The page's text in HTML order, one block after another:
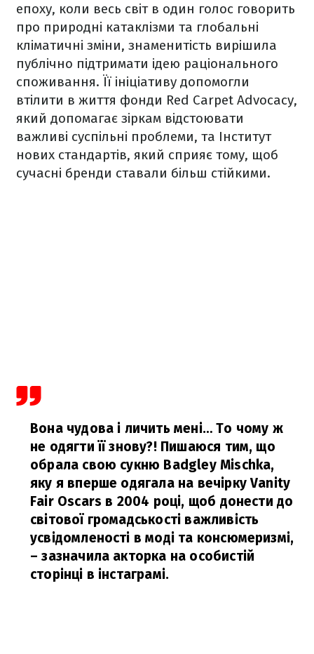
епоху, коли весь світ в один голос говорить
про природні катаклізми та глобальні
кліматичні зміни, знаменитість вирішила
публічно підтримати ідею раціонального
споживання. Її ініціативу допомогли
втілити в життя фонди Red Carpet Advocacy,
який допомагає зіркам відстоювати
важливі суспільні проблеми, та Інститут
нових стандартів, який сприяє тому, щоб
сучасні бренди ставали більш стійкими.
Вона чудова і личить мені… То чому ж
не одягти її знову?! Пишаюся тим, що
обрала свою сукню Badgley Mischka,
яку я вперше одягала на вечірку Vanity
Fair Oscars в 2004 році, щоб донести до
світової громадськості важливість
усвідомленості в моді та консюмеризмі,
– зазначила акторка на особистій
сторінці в інстаграмі.